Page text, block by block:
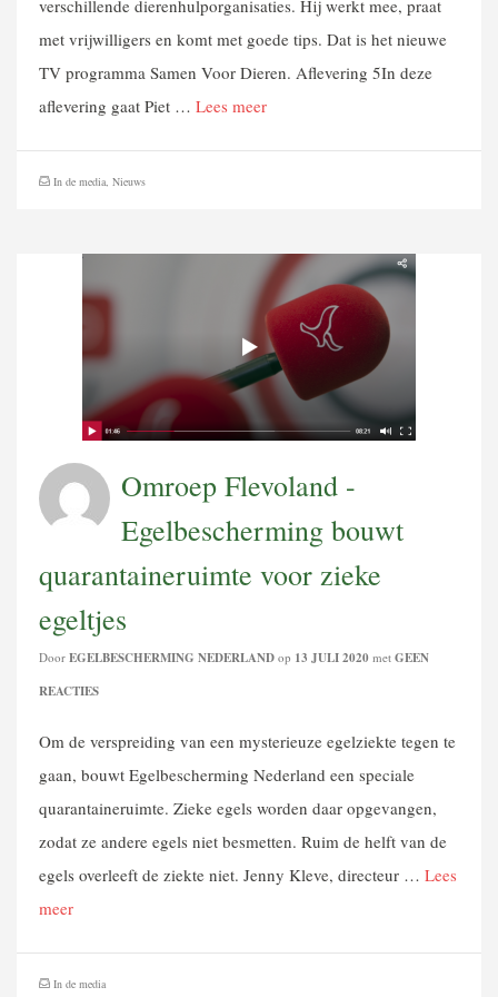
verschillende dierenhulporganisaties. Hij werkt mee, praat
met vrijwilligers en komt met goede tips. Dat is het nieuwe
TV programma Samen Voor Dieren. Aflevering 5In deze
aflevering gaat Piet … Lees meer
In de media, Nieuws
Omroep Flevoland -
Egelbescherming bouwt
quarantaineruimte voor zieke
egeltjes
Door EGELBESCHERMING NEDERLAND op 13 JULI 2020 met GEEN
REACTIES
Om de verspreiding van een mysterieuze egelziekte tegen te
gaan, bouwt Egelbescherming Nederland een speciale
quarantaineruimte. Zieke egels worden daar opgevangen,
zodat ze andere egels niet besmetten. Ruim de helft van de
egels overleeft de ziekte niet. Jenny Kleve, directeur … Lees
meer
In de media